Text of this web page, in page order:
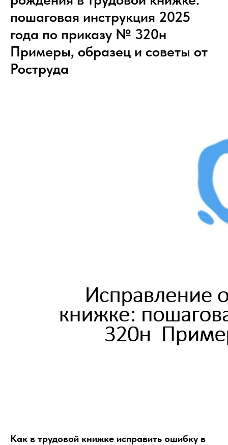
пошаговая инструкция 2025
года по приказу № 320н
Примеры, образец и советы от
Роструда
Как в трудовой книжке исправить ошибку в